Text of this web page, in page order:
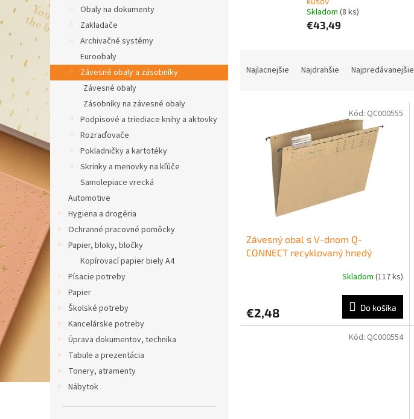
Obaly na dokumenty
Zakladače
Archivačné systémy
Euroobaly
Závesné obaly a zásobníky
Závesné obaly
Zásobníky na závesné obaly
Podpisové a triediace knihy a aktovky
Rozraďovače
Pokladničky a kartotéky
Skrinky a menovky na kľúče
Samolepiace vrecká
Automotive
Hygiena a drogéria
Ochranné pracovné pomôcky
Papier, bloky, bločky
Kopírovací papier biely A4
Písacie potreby
Papier
Školské potreby
Kancelárske potreby
Úprava dokumentov, technika
Tabule a prezentácia
Tonery, atramenty
Nábytok
Skladom (8 ks)
€43,49
Najlacnejšie Najdrahšie Najpredávanejšie
Závesný obal s V-dnom Q-
CONNECT recyklovaný hnedý
Skladom (117 ks)
€2,48 Do košíka
Kód: QC000555
Kód: QC000554